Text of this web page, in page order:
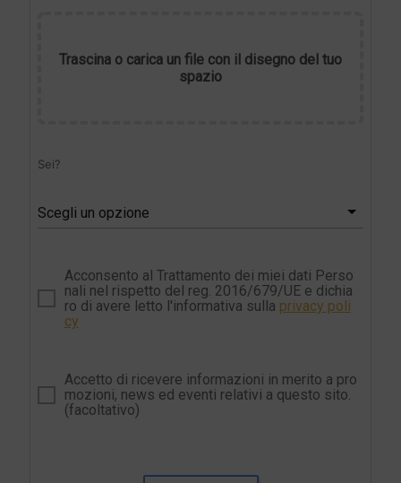
Trascina o carica un file con il disegno del tuo
spazio
Sei?
Scegli un opzione
Acconsento al Trattamento dei miei dati Perso
nali nel rispetto del reg. 2016/679/UE e dichia
ro di avere letto l'informativa sulla privacy poli
cy
Accetto di ricevere informazioni in merito a pro
mozioni, news ed eventi relativi a questo sito.
(facoltativo)